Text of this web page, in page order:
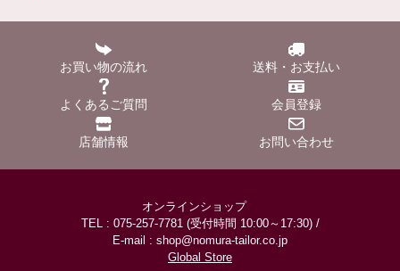
お買い物の流れ 送料・お支払い
よくあるご質問 会員登録
店舗情報 お問い合わせ
オンラインショップ
TEL : 075-257-7781 (受付時間 10:00～17:30) /
E-mail : shop@nomura-tailor.co.jp
Global Store